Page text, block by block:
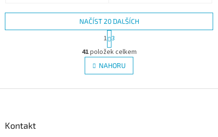
O
v
l
á
NAČÍST 20 DALŠÍCH
S
t
r
á
n
k
v
1 3
41položek celkem
NAHORU
Kontakt